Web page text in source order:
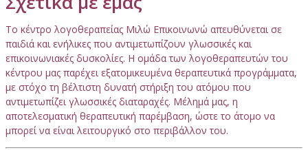
Το κέντρο λογοθεραπείας Μιλώ Επικοινωνώ απευθύνεται σε
παιδιά και ενήλικες που αντιμετωπίζουν γλωσσικές και
επικοινωνιακές δυσκολίες. Η ομάδα των λογοθεραπευτών του
κέντρου μας παρέχει εξατομικευμένα θεραπευτικά προγράμματα,
με στόχο τη βέλτιστη δυνατή στήριξη του ατόμου που
αντιμετωπίζει γλωσσικές διαταραχές. Μέλημά μας, η
αποτελεσματική θεραπευτική παρέμβαση, ώστε το άτομο να
μπορεί να είναι λειτουργικό στο περιβάλλον του.